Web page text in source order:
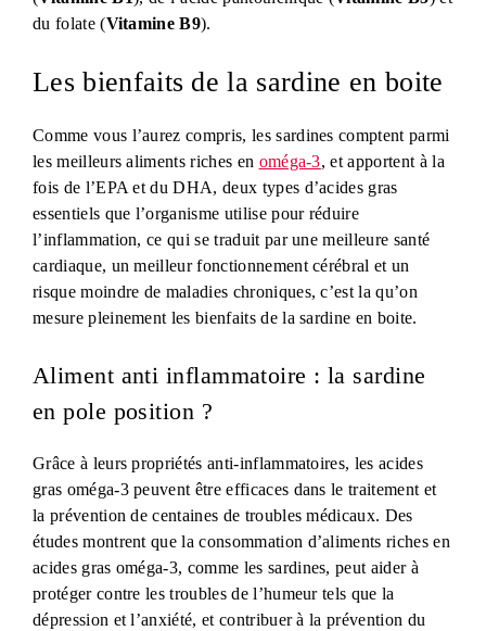
du folate (Vitamine B9).
Les bienfaits de la sardine en boite
Comme vous l’aurez compris, les sardines comptent parmi
les meilleurs aliments riches en oméga-3, et apportent à la
fois de l’EPA et du DHA, deux types d’acides gras
essentiels que l’organisme utilise pour réduire
l’inflammation, ce qui se traduit par une meilleure santé
cardiaque, un meilleur fonctionnement cérébral et un
risque moindre de maladies chroniques, c’est la qu’on
mesure pleinement les bienfaits de la sardine en boite.
Aliment anti inflammatoire : la sardine
en pole position ?
Grâce à leurs propriétés anti-inflammatoires, les acides
gras oméga-3 peuvent être efficaces dans le traitement et
la prévention de centaines de troubles médicaux. Des
études montrent que la consommation d’aliments riches en
acides gras oméga-3, comme les sardines, peut aider à
protéger contre les troubles de l’humeur tels que la
dépression et l’anxiété, et contribuer à la prévention du